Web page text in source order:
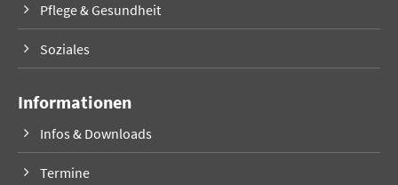
Pflege & Gesundheit
Soziales
Informationen
Infos & Downloads
Termine